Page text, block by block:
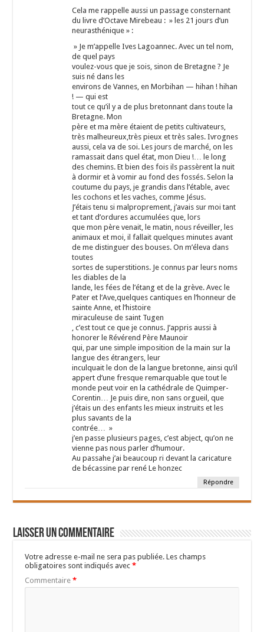
Cela me rappelle aussi un passage consternant
du livre d’Octave Mirebeau : » les 21 jours d’un
neurasthénique » :
» Je m’appelle Ives Lagoannec. Avec un tel nom,
de quel pays
voulez-vous que je sois, sinon de Bretagne ? Je
suis né dans les
environs de Vannes, en Morbihan — hihan ! hihan
! — qui est
tout ce qu’il y a de plus bretonnant dans toute la
Bretagne. Mon
père et ma mère étaient de petits cultivateurs,
très malheureux,très pieux et très sales. Ivrognes
aussi, cela va de soi. Les jours de marché, on les
ramassait dans quel état, mon Dieu !… le long
des chemins. Et bien des fois ils passèrent la nuit
à dormir et à vomir au fond des fossés. Selon la
coutume du pays, je grandis dans l’étable, avec
les cochons et les vaches, comme Jésus.
J’étais tenu si malproprement, j’avais sur moi tant
et tant d’ordures accumulées que, lors
que mon père venait, le matin, nous réveiller, les
animaux et moi, il fallait quelques minutes avant
de me distinguer des bouses. On m’éleva dans
toutes
sortes de superstitions. Je connus par leurs noms
les diables de la
lande, les fées de l’étang et de la grève. Avec le
Pater et l’Ave,quelques cantiques en l’honneur de
sainte Anne, et l’histoire
miraculeuse de saint Tugen
, c’est tout ce que je connus. J’appris aussi à
honorer le Révérend Père Maunoir
qui, par une simple imposition de la main sur la
langue des étrangers, leur
inculquait le don de la langue bretonne, ainsi qu’il
appert d’une fresque remarquable que tout le
monde peut voir en la cathédrale de Quimper-
Corentin… Je puis dire, non sans orgueil, que
j’étais un des enfants les mieux instruits et les
plus savants de la
contrée… »
j’en passe plusieurs pages, c’est abject, qu’on ne
vienne pas nous parler d’humour.
Au passahe j’ai beaucoup ri devant la caricature
de bécassine par rené Le honzec
Répondre
Laisser un commentaire
Votre adresse e-mail ne sera pas publiée. Les champs
obligatoires sont indiqués avec*
Commentaire*